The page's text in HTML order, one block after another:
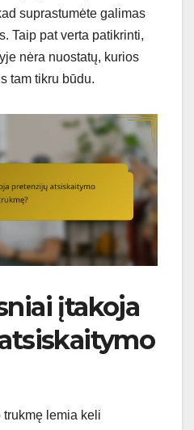
suprastumėte galimas
Taip pat verta patikrinti,
nėra nuostatų, kurios
tam tikru būdu.
įtakoja
lemia keli